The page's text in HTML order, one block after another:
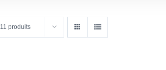
11 produits